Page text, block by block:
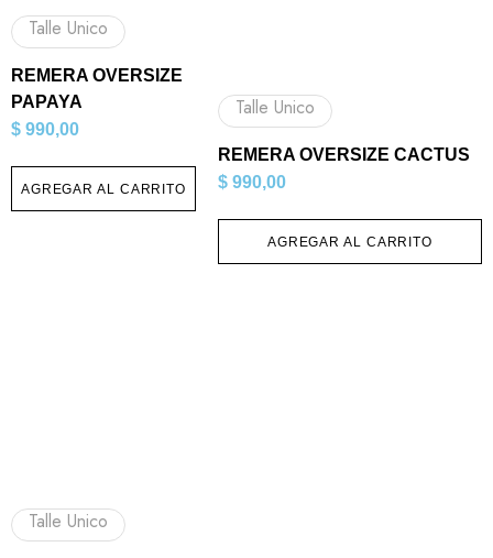
Talle Unico
REMERA OVERSIZE
PAPAYA
$ 990,00
AGREGAR AL CARRITO
Talle Unico
REMERA OVERSIZE CACTUS
$ 990,00
AGREGAR AL CARRITO
Talle Unico